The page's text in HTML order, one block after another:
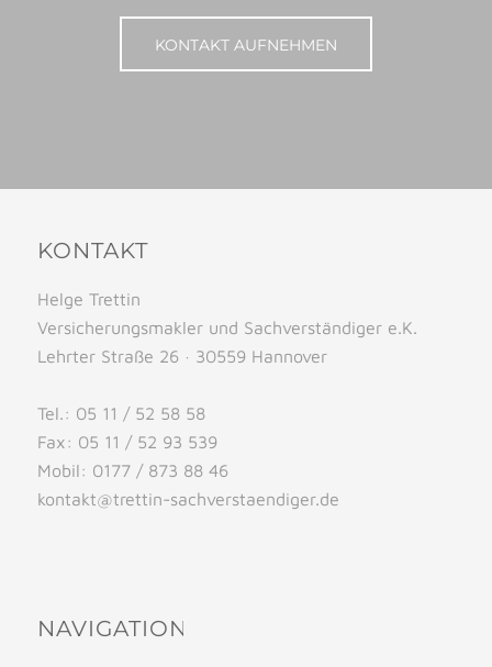
KONTAKT AUFNEHMEN
KONTAKT
Helge Trettin
Versicherungsmakler und Sachverständiger e.K.
Lehrter Straße 26 · 30559 Hannover
Tel.: 05 11 / 52 58 58
Fax: 05 11 / 52 93 539
Mobil: 0177 / 873 88 46
kontakt@trettin-sachverstaendiger.de
NAVIGATION